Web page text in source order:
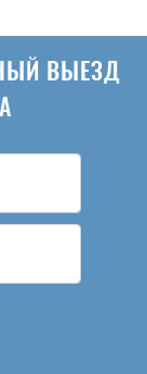
ВЫЕЗД